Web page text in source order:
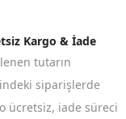
Kargo & İade
tutarın
siparişlerde
ücretsiz, iade süreci